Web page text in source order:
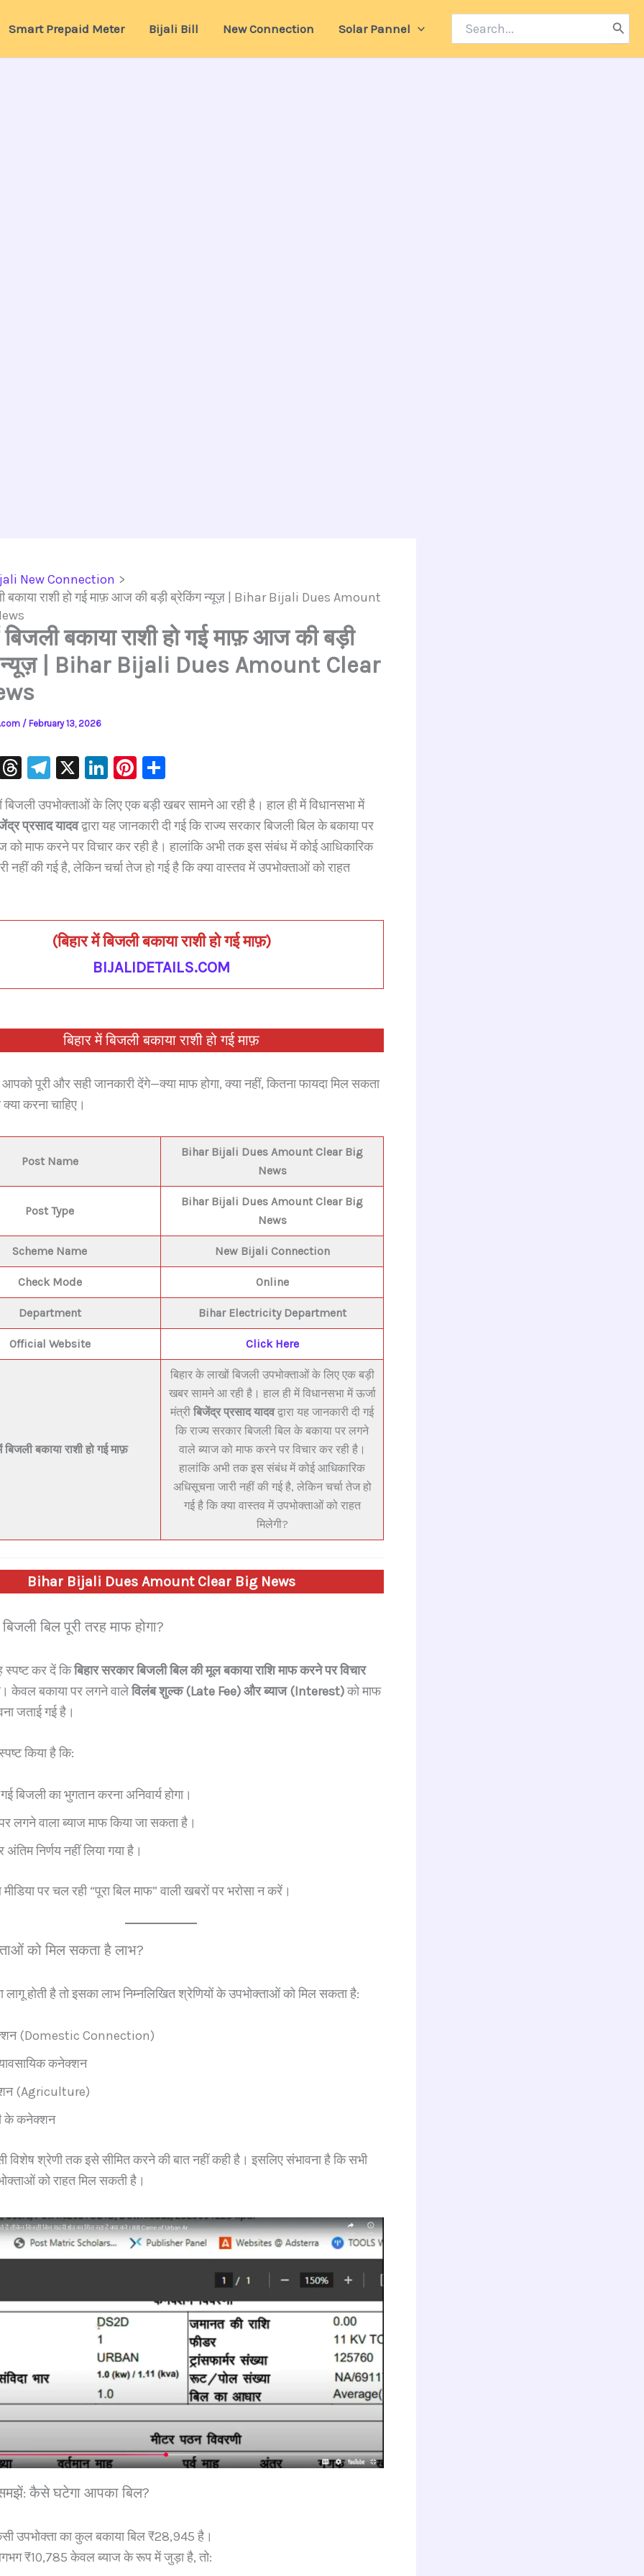
Smart Prepaid Meter Bijali Bill New Connection Solar Pannel
Search
for:
New Connection
बकाया राशी हो गई माफ़ आज की बड़ी ब्रेकिंग न्यूज़ | Bihar Bijali Dues Amount
बिजली बकाया राशी हो गई माफ़ आज की बड़ी
न्यूज़ | Bihar Bijali Dues Amount Clear
/ February 13, 2026
T
e
a
d
Te
gr
a
m
X
Li
k
e
dI
Pi
er
e
st
ar
e
बिजली उपभोक्ताओं के लिए एक बड़ी खबर सामने आ रही है। हाल ही में विधानसभा में
प्रसाद यादवद्वारा यह जानकारी दी गई कि राज्य सरकार बिजली बिल के बकाया पर
को माफ करने पर विचार कर रही है। हालांकि अभी तक इस संबंध में कोई आधिकारिक
नहीं की गई है, लेकिन चर्चा तेज हो गई है कि क्या वास्तव में उपभोक्ताओं को राहत
(बिहार में बिजली बकाया राशी हो गई माफ़)
BIJALIDETAILS.COM
बिहार में बिजली बकाया राशी हो गई माफ़
पूरी और सही जानकारी देंगे—क्या माफ होगा, क्या नहीं, कितना फायदा मिल सकता
करना चाहिए।
Post Name
Bihar Bijali Dues Amount Clear Big
News
Post Type
Bihar Bijali Dues Amount Clear Big
News
Scheme Name New Bijali Connection
Check Mode Online
Department Bihar Electricity Department
Official Website Click Here
बिजली बकाया राशी हो गई माफ़
बिहार के लाखों बिजली उपभोक्ताओं के लिए एक बड़ी
खबर सामने आ रही है। हाल ही में विधानसभा में ऊर्जा
मंत्री बिजेंद्र प्रसाद यादवद्वारा यह जानकारी दी गई
कि राज्य सरकार बिजली बिल के बकाया पर लगने
वाले ब्याज को माफ करने पर विचार कर रही है।
हालांकि अभी तक इस संबंध में कोई आधिकारिक
अधिसूचना जारी नहीं की गई है, लेकिन चर्चा तेज हो
गई है कि क्या वास्तव में उपभोक्ताओं को राहत
मिलेगी?
Bihar Bijali Dues Amount Clear Big News
बिजली बिल पूरी तरह माफ होगा?
कर दें किबिहार सरकार बिजली बिल की मूल बकाया राशि माफ करने पर विचार
। केवल बकाया पर लगने वालेविलंब शुल्क (Late Fee) और ब्याज (Interest)को माफ
जताई गई है।
किया है कि:
बिजली का भुगतान करना अनिवार्य होगा।
लगने वाला ब्याज माफ किया जा सकता है।
निर्णय नहीं लिया गया है।
पर चल रही “पूरा बिल माफ” वाली खबरों पर भरोसा न करें।
को मिल सकता है लाभ?
लागू होती है तो इसका लाभ निम्नलिखित श्रेणियों के उपभोक्ताओं को मिल सकता है:
(Domestic Connection)
कनेक्शन
(Agriculture)
के कनेक्शन
विशेष श्रेणी तक इसे सीमित करने की बात नहीं कही है। इसलिए संभावना है कि सभी
को राहत मिल सकती है।
कैसे घटेगा आपका बिल?
उपभोक्ता का कुल बकाया बिल ₹28,945 है।
₹10,785 केवल ब्याज के रूप में जुड़ा है, तो: